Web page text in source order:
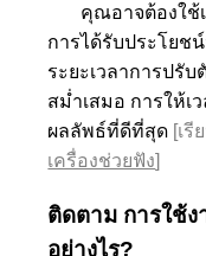
คุณอาจต้องใช้เ
การได้รับประโยช
ระยะเวลาการปรั
สม่ำเสมอ การให้เ
ผลลัพธ์ที่ดีที่สุด [เรี
เครื่องช่วยฟัง]
ติดตาม การใช้
อย่างไร?